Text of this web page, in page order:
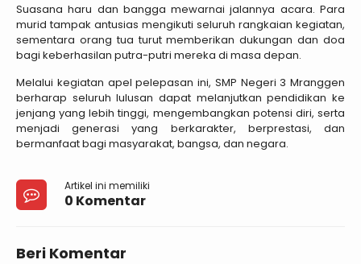
Suasana haru dan bangga mewarnai jalannya acara. Para
murid tampak antusias mengikuti seluruh rangkaian kegiatan,
sementara orang tua turut memberikan dukungan dan doa
bagi keberhasilan putra-putri mereka di masa depan.
Melalui kegiatan apel pelepasan ini, SMP Negeri 3 Mranggen
berharap seluruh lulusan dapat melanjutkan pendidikan ke
jenjang yang lebih tinggi, mengembangkan potensi diri, serta
menjadi generasi yang berkarakter, berprestasi, dan
bermanfaat bagi masyarakat, bangsa, dan negara.
Artikel ini memiliki
0 Komentar
Beri Komentar